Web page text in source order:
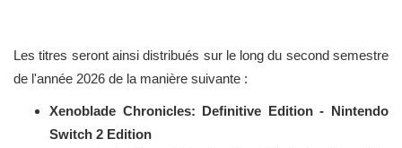
Les titres seront ainsi distribués sur le long du second semestre
de l'année 2026 de la manière suivante :
Xenoblade Chronicles: Definitive Edition - Nintendo
Switch 2 Edition